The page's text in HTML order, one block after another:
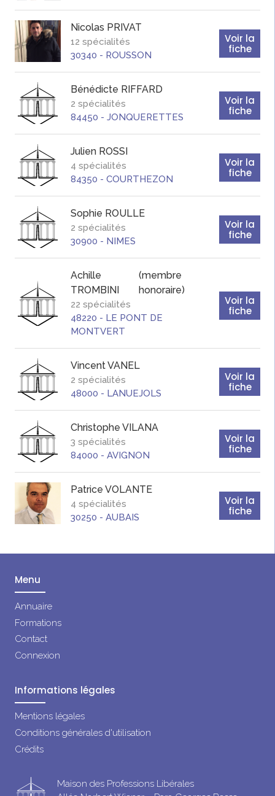
Nicolas PRIVAT
12 spécialités
30340 - ROUSSON
Voir la
fiche
Bénédicte RIFFARD
2 spécialités
84450 - JONQUERETTES
Voir la
fiche
Julien ROSSI
4 spécialités
84350 - COURTHEZON
Voir la
fiche
Sophie ROULLE
2 spécialités
30900 - NIMES
Voir la
fiche
Achille
TROMBINI
(membre
honoraire)
22 spécialités
48220 - LE PONT DE
MONTVERT
Voir la
fiche
VincentVANEL
2 spécialités
48000 - LANUEJOLS
Voir la
fiche
Christophe VILANA
3 spécialités
84000 - AVIGNON
Voir la
fiche
Patrice VOLANTE
4 spécialités
30250 - AUBAIS
Voir la
fiche
Menu
Annuaire
Formations
Contact
Connexion
Informations légales
Mentions légales
Conditions générales d'utilisation
Crédits
Maison des Professions Libérales